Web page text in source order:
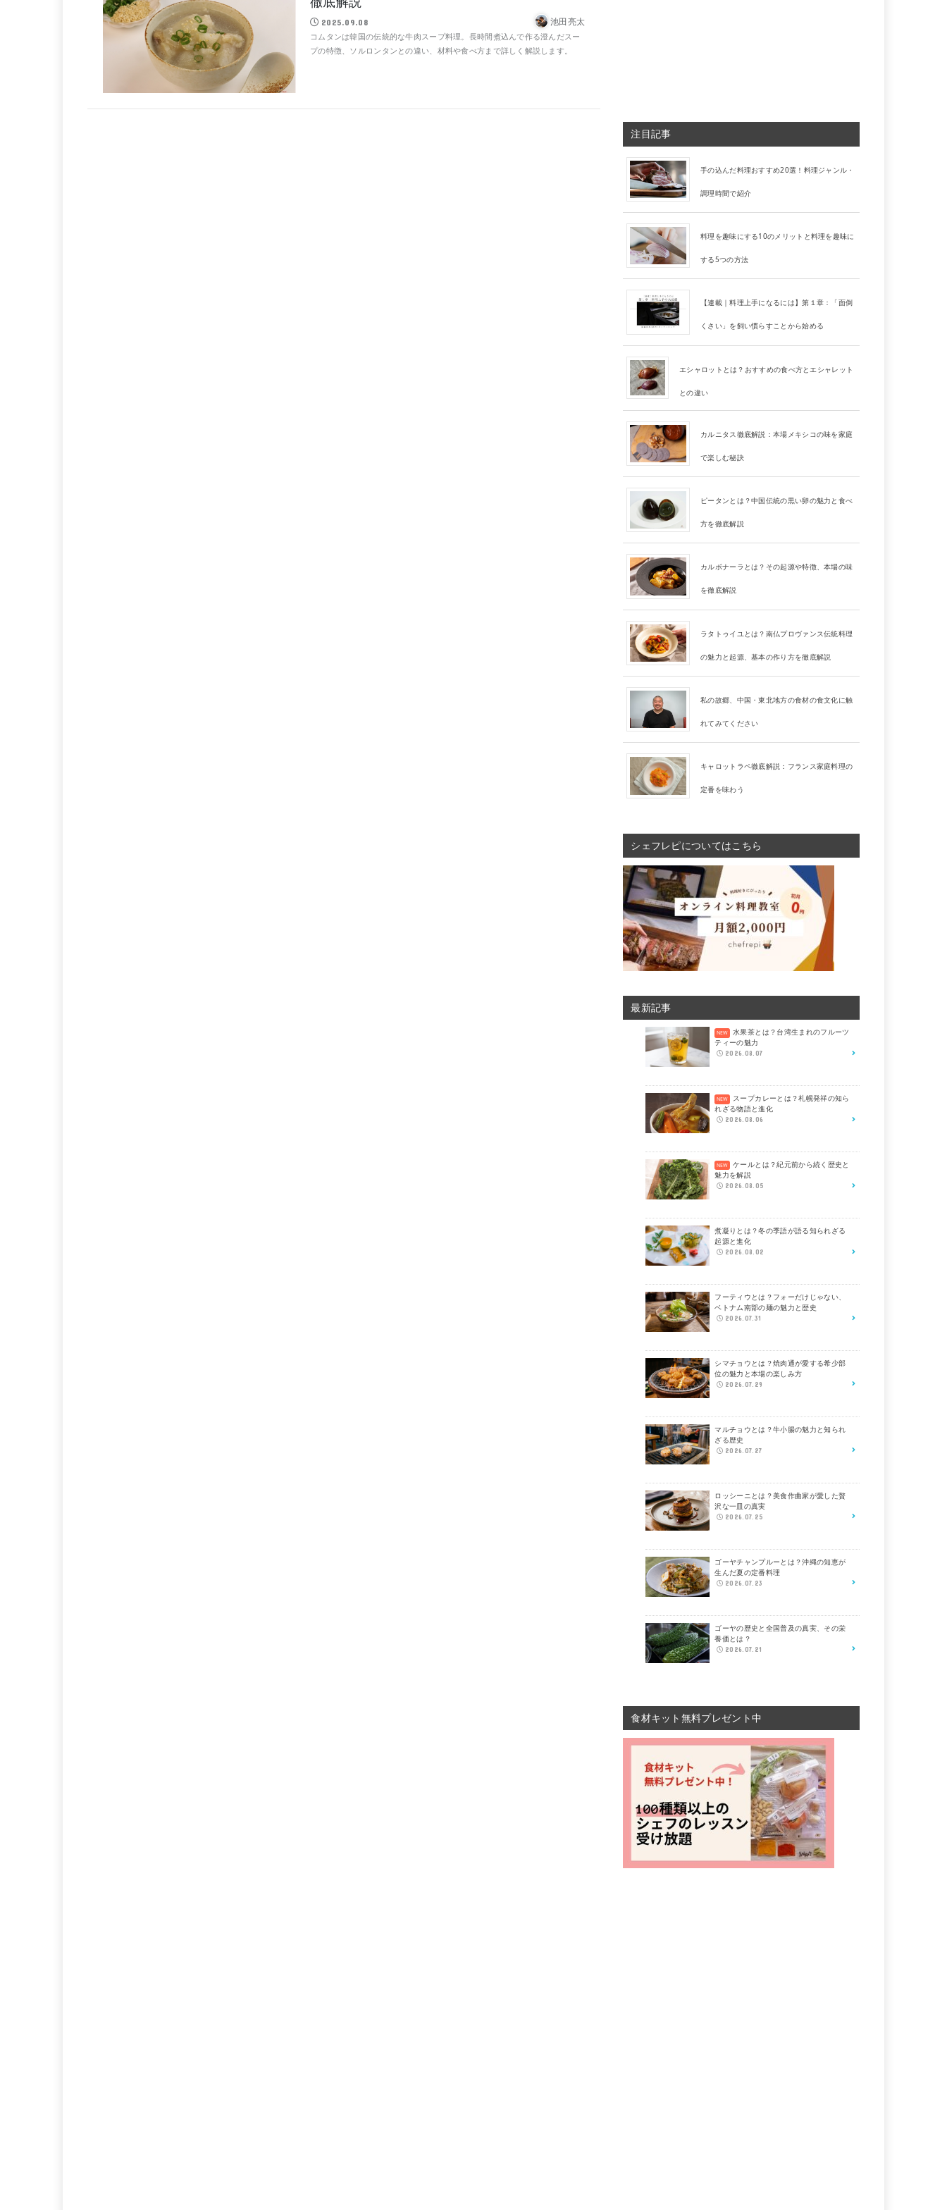
2025.09.08 池田亮太
コムタンは韓国の伝統的な牛肉スープ料理。長時間煮込んで作る澄んだスー
プの特徴、ソルロンタンとの違い、材料や食べ方まで詳しく解説します。
注目記事
手の込んだ料理おすすめ20選！料理ジャンル・
調理時間で紹介
料理を趣味にする10のメリットと料理を趣味に
する5つの方法
【連載｜料理上手になるには】第１章：「面倒
くさい」を飼い慣らすことから始める
エシャロットとは？おすすめの食べ方とエシャレット
との違い
カルニタス徹底解説：本場メキシコの味を家庭
で楽しむ秘訣
ピータンとは？中国伝統の黒い卵の魅力と食べ
方を徹底解説
カルボナーラとは？その起源や特徴、本場の味
を徹底解説
ラタトゥイユとは？南仏プロヴァンス伝統料理
の魅力と起源、基本の作り方を徹底解説
私の故郷、中国・東北地方の食材の食文化に触
れてみてください
キャロットラペ徹底解説：フランス家庭料理の
定番を味わう
シェフレピについてはこちら
最新記事
水果茶とは？台湾生まれのフルーツ
ティーの魅力
2026.08.07
スープカレーとは？札幌発祥の知ら
れざる物語と進化
2026.08.06
ケールとは？紀元前から続く歴史と
魅力を解説
2026.08.05
煮凝りとは？冬の季語が語る知られざる
起源と進化
2026.08.02
フーティウとは？フォーだけじゃない、
ベトナム南部の麺の魅力と歴史
2026.07.31
シマチョウとは？焼肉通が愛する希少部
位の魅力と本場の楽しみ方
2026.07.29
マルチョウとは？牛小腸の魅力と知られ
ざる歴史
2026.07.27
ロッシーニとは？美食作曲家が愛した贅
沢な一皿の真実
2026.07.25
ゴーヤチャンプルーとは？沖縄の知恵が
生んだ夏の定番料理
2026.07.23
ゴーヤの歴史と全国普及の真実、その栄
養価とは？
2026.07.21
食材キット無料プレゼント中